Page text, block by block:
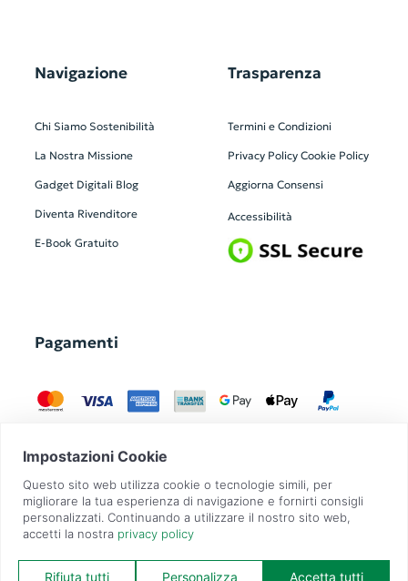
Navigazione
Chi Siamo Sostenibilità
La Nostra Missione
Gadget Digitali Blog
Diventa Rivenditore
E-Book Gratuito
Trasparenza
Termini e Condizioni
Privacy Policy Cookie Policy
Aggiorna Consensi
Accessibilità
Pagamenti
GadgetZilla è un Brand di Overbi S.r.l.| realizzato con Contit
| © 2026 Tutti
i diritti riservati | P.IVA: 09351560967